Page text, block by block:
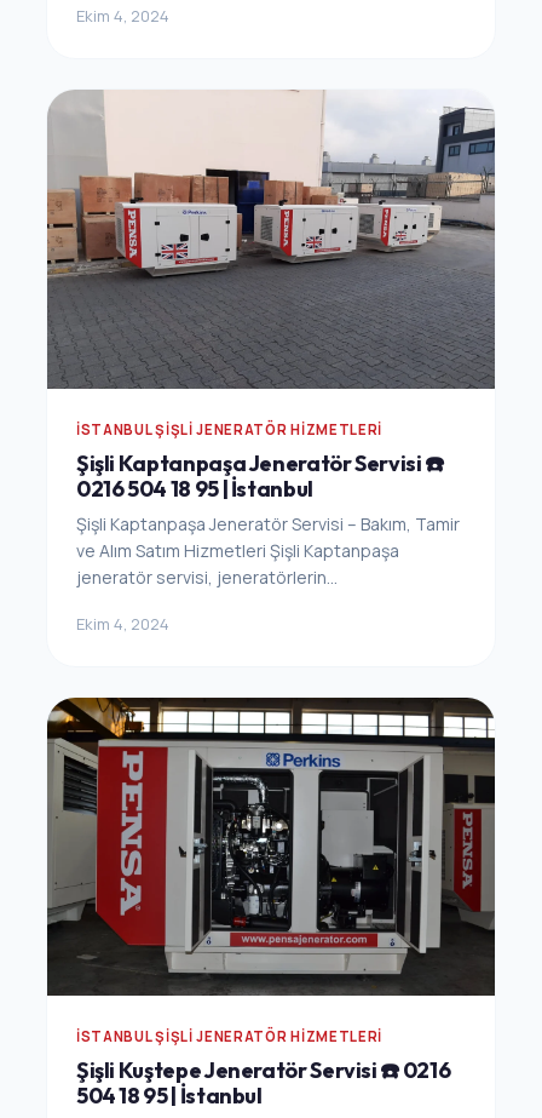
Ekim 4, 2024
İSTANBUL ŞIŞLI JENERATÖR HIZMETLERI
Şişli Kaptanpaşa Jeneratör Servisi ☎️
0216 504 18 95 | İstanbul
Şişli Kaptanpaşa Jeneratör Servisi – Bakım, Tamir
ve Alım Satım Hizmetleri Şişli Kaptanpaşa
jeneratör servisi, jeneratörlerin...
Ekim 4, 2024
İSTANBUL ŞIŞLI JENERATÖR HIZMETLERI
Şişli Kuştepe Jeneratör Servisi ☎️ 0216
504 18 95 | İstanbul